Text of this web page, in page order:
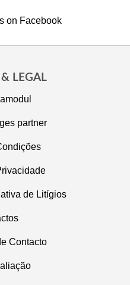
on Facebook
& LEGAL
partner
de Litígios
Contacto